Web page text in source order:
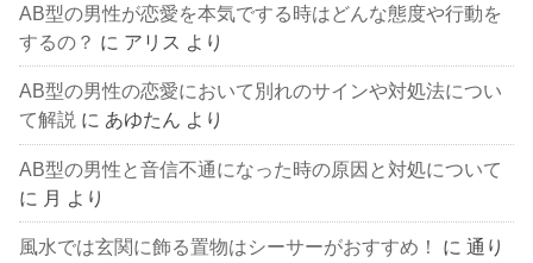
AB型の男性が恋愛を本気でする時はどんな態度や行動を
するの？ に アリス より
AB型の男性の恋愛において別れのサインや対処法につい
て解説 に あゆたん より
AB型の男性と音信不通になった時の原因と対処について
に 月 より
風水では玄関に飾る置物はシーサーがおすすめ！ に通り